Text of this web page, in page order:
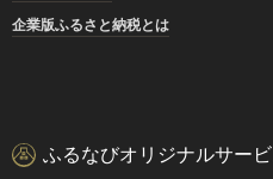
企業版ふるさと納税とは
ふるなびオリジナルサー